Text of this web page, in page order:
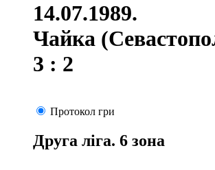
14.07.1989.
Чайка
3 : 2
Протокол гри
Друга ліга. 6 зона